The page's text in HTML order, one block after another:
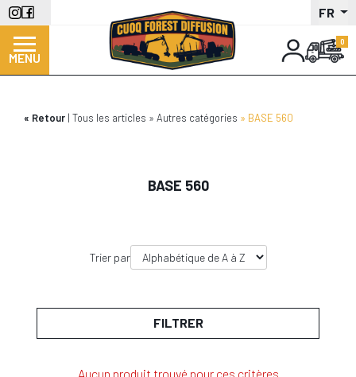
Aller
au
contenu
principal
FR
MENU
Retour Tous les articles Autres catégories BASE 560
BASE 560
Trier par
FILTRER
Aucun produit trouvé pour ces critères